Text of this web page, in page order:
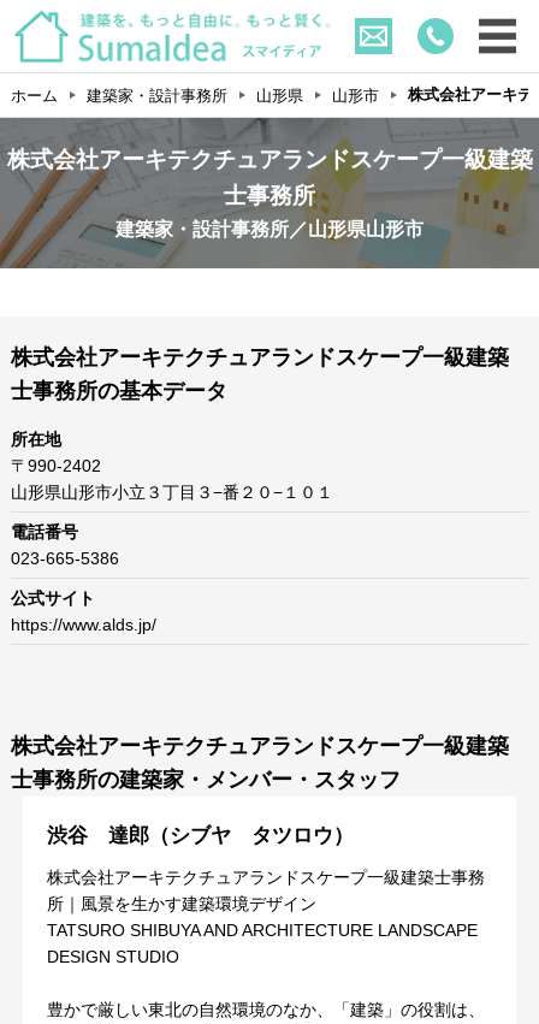
ホーム 建築家・設計事務所 山形県 山形市 株式会社アーキテ
株式会社アーキテクチュアランドスケープ一級建築
士事務所
建築家・設計事務所／山形県山形市
株式会社アーキテクチュアランドスケープ一級建築
士事務所の基本データ
所在地
〒990-2402
山形県山形市小立３丁目３−番２０−１０１
電話番号
023-665-5386
公式サイト
https://www.alds.jp/
株式会社アーキテクチュアランドスケープ一級建築
士事務所の建築家・メンバー・スタッフ
渋谷 達郎（シブヤ タツロウ）
株式会社アーキテクチュアランドスケープ一級建築士事務
所｜風景を生かす建築環境デザイン
TATSURO SHIBUYA AND ARCHITECTURE LANDSCAPE
DESIGN STUDIO
豊かで厳しい東北の自然環境のなか、「建築」の役割は、